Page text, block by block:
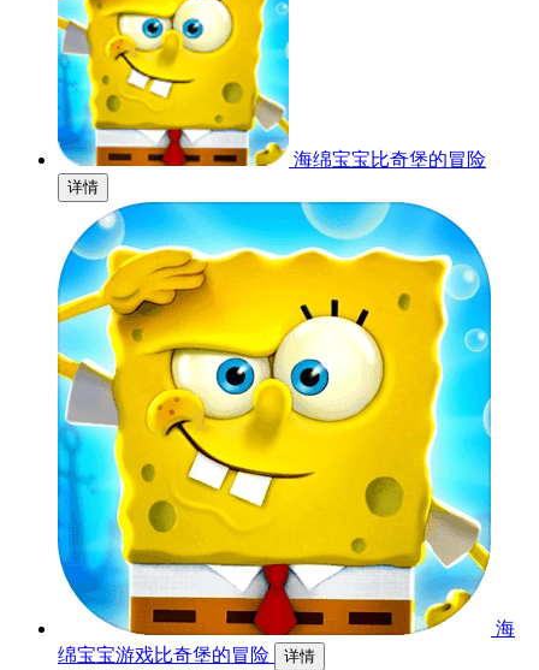
海绵宝宝比奇堡的冒险
详情
海
绵宝宝游戏比奇堡的冒险
详情